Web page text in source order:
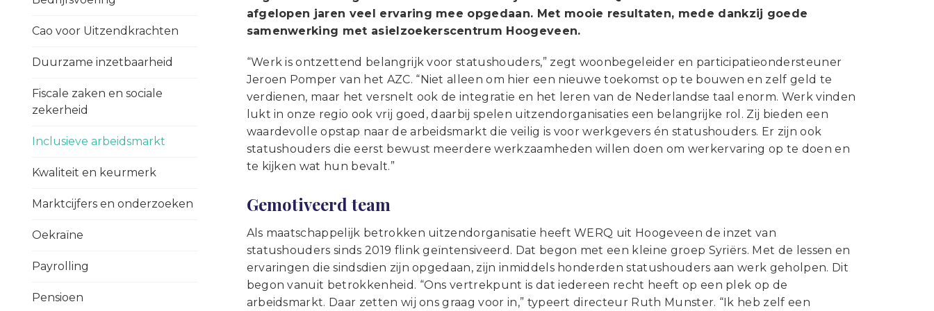
Cao voor Uitzendkrachten
Duurzame inzetbaarheid
Fiscale zaken en sociale
zekerheid
Inclusieve arbeidsmarkt
Kwaliteit en keurmerk
Marktcijfers en onderzoeken
Oekraïne
Payrolling
Pensioen
afgelopen jaren veel ervaring mee opgedaan. Met mooie resultaten, mede dankzij goede
samenwerking met asielzoekerscentrum Hoogeveen.
“Werk is ontzettend belangrijk voor statushouders,” zegt woonbegeleider en participatieondersteuner
Jeroen Pomper van het AZC. “Niet alleen om hier een nieuwe toekomst op te bouwen en zelf geld te
verdienen, maar het versnelt ook de integratie en het leren van de Nederlandse taal enorm. Werk vinden
lukt in onze regio ook vrij goed, daarbij spelen uitzendorganisaties een belangrijke rol. Zij bieden een
waardevolle opstap naar de arbeidsmarkt die veilig is voor werkgevers én statushouders. Er zijn ook
statushouders die eerst bewust meerdere werkzaamheden willen doen om werkervaring op te doen en
te kijken wat hun bevalt.”
Gemotiveerd team
Als maatschappelijk betrokken uitzendorganisatie heeft WERQ uit Hoogeveen de inzet van
statushouders sinds 2019 flink geïntensiveerd. Dat begon met een kleine groep Syriërs. Met de lessen en
ervaringen die sindsdien zijn opgedaan, zijn inmiddels honderden statushouders aan werk geholpen. Dit
begon vanuit betrokkenheid. “Ons vertrekpunt is dat iedereen recht heeft op een plek op de
arbeidsmarkt. Daar zetten wij ons graag voor in,” typeert directeur Ruth Munster. “Ik heb zelf een